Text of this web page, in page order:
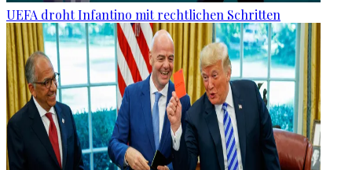
UEFA droht Infantino mit rechtlichen Schritten